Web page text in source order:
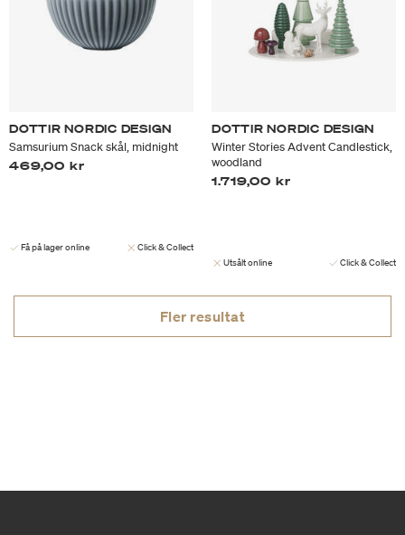
DOTTIR NORDIC DESIGN
Samsurium Snack skål, midnight
469,00 kr
Få på lager online Click & Collect
DOTTIR NORDIC DESIGN
Winter Stories Advent Candlestick,
woodland
1.719,00 kr
Utsålt online Click & Collect
Fler resultat